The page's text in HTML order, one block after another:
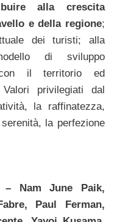
alla crescita
e della regione;
dei turisti; alla
di sviluppo
con il territorio ed
privilegiati dal
la raffinatezza,
la perfezione
– Nam June Paik,
Paul Ferman,